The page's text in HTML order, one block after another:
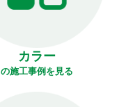
カラー
の施工事例を見る